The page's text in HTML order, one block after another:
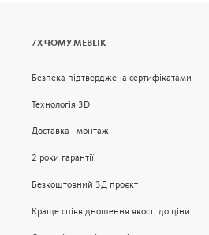
7Х ЧОМУ MEBLIK
Безпека підтверджена сертифікатами
Технологія 3D
Доставка і монтаж
2 роки гарантії
Безкоштовний 3Д проєкт
Краще співвідношення якості до ціни